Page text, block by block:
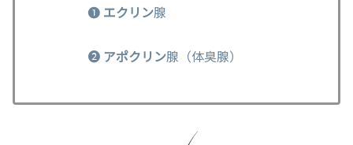
❶ エクリン腺
❷ アポクリン腺（体臭腺）